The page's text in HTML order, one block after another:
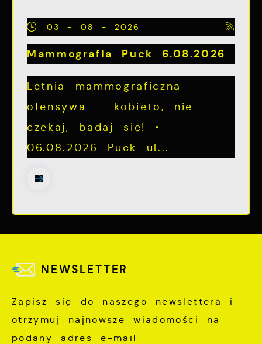
03 - 08 - 2026
Mammografia Puck 6.08.2026
Letnia mammograficzna
ofensywa – kobieto, nie
czekaj, badaj się! •
06.08.2026 Puck ul...
NEWSLETTER
Zapisz się do naszego newslettera i
otrzymuj najnowsze wiadomości na
podany adres e-mail